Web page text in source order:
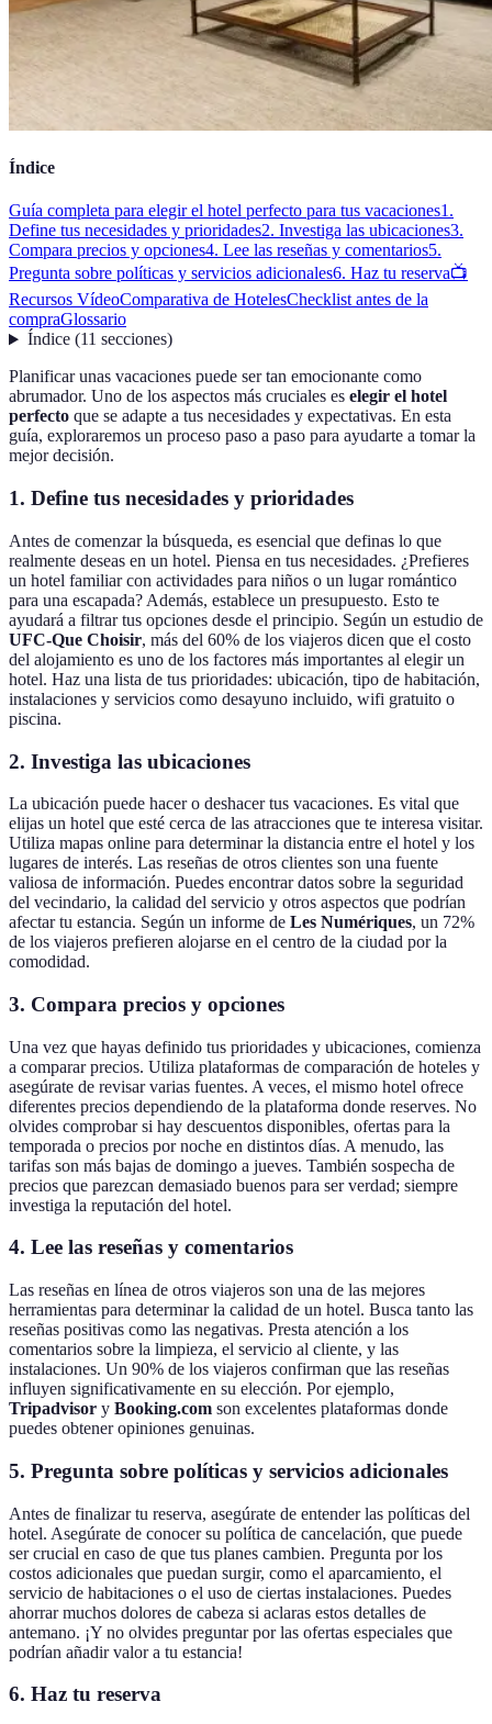
Índice
Guía completa para elegir el hotel perfecto para tus vacaciones1.
Define tus necesidades y prioridades2. Investiga las ubicaciones3.
Compara precios y opciones4. Lee las reseñas y comentarios5.
Pregunta sobre políticas y servicios adicionales6. Haz tu reserva📺
Recursos VídeoComparativa de HotelesChecklist antes de la
compraGlossario
Índice(11 secciones)
Planificar unas vacaciones puede ser tan emocionante como
abrumador. Uno de los aspectos más cruciales es elegir el hotel
perfecto que se adapte a tus necesidades y expectativas. En esta
guía, exploraremos un proceso paso a paso para ayudarte a tomar la
mejor decisión.
1. Define tus necesidades y prioridades
Antes de comenzar la búsqueda, es esencial que definas lo que
realmente deseas en un hotel. Piensa en tus necesidades. ¿Prefieres
un hotel familiar con actividades para niños o un lugar romántico
para una escapada? Además, establece un presupuesto. Esto te
ayudará a filtrar tus opciones desde el principio. Según un estudio de
UFC-Que Choisir, más del 60% de los viajeros dicen que el costo
del alojamiento es uno de los factores más importantes al elegir un
hotel. Haz una lista de tus prioridades: ubicación, tipo de habitación,
instalaciones y servicios como desayuno incluido, wifi gratuito o
piscina.
2. Investiga las ubicaciones
La ubicación puede hacer o deshacer tus vacaciones. Es vital que
elijas un hotel que esté cerca de las atracciones que te interesa visitar.
Utiliza mapas online para determinar la distancia entre el hotel y los
lugares de interés. Las reseñas de otros clientes son una fuente
valiosa de información. Puedes encontrar datos sobre la seguridad
del vecindario, la calidad del servicio y otros aspectos que podrían
afectar tu estancia. Según un informe de Les Numériques, un 72%
de los viajeros prefieren alojarse en el centro de la ciudad por la
comodidad.
3. Compara precios y opciones
Una vez que hayas definido tus prioridades y ubicaciones, comienza
a comparar precios. Utiliza plataformas de comparación de hoteles y
asegúrate de revisar varias fuentes. A veces, el mismo hotel ofrece
diferentes precios dependiendo de la plataforma donde reserves. No
olvides comprobar si hay descuentos disponibles, ofertas para la
temporada o precios por noche en distintos días. A menudo, las
tarifas son más bajas de domingo a jueves. También sospecha de
precios que parezcan demasiado buenos para ser verdad; siempre
investiga la reputación del hotel.
4. Lee las reseñas y comentarios
Las reseñas en línea de otros viajeros son una de las mejores
herramientas para determinar la calidad de un hotel. Busca tanto las
reseñas positivas como las negativas. Presta atención a los
comentarios sobre la limpieza, el servicio al cliente, y las
instalaciones. Un 90% de los viajeros confirman que las reseñas
influyen significativamente en su elección. Por ejemplo,
Tripadvisor y Booking.com son excelentes plataformas donde
puedes obtener opiniones genuinas.
5. Pregunta sobre políticas y servicios adicionales
Antes de finalizar tu reserva, asegúrate de entender las políticas del
hotel. Asegúrate de conocer su política de cancelación, que puede
ser crucial en caso de que tus planes cambien. Pregunta por los
costos adicionales que puedan surgir, como el aparcamiento, el
servicio de habitaciones o el uso de ciertas instalaciones. Puedes
ahorrar muchos dolores de cabeza si aclaras estos detalles de
antemano. ¡Y no olvides preguntar por las ofertas especiales que
podrían añadir valor a tu estancia!
6. Haz tu reserva